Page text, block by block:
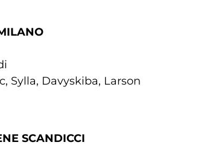
Sylla, Davyskiba, Larson
SCANDICCI